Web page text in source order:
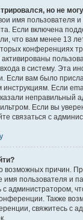
но не
имя пользователя
Если включена
что вам менее 13
конференциях
в систему. Эта
Если вам было
инструкциям. Если
неправильный
Если вы
связаться с
возможных причин.
имя пользователя и
с администратором,
Также
свяжитесь с